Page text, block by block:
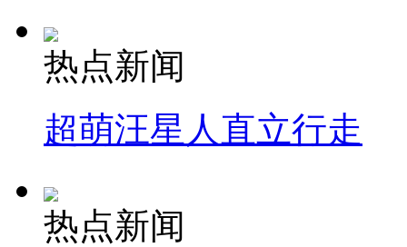
热点新闻
超萌汪星人直立行走
热点新闻